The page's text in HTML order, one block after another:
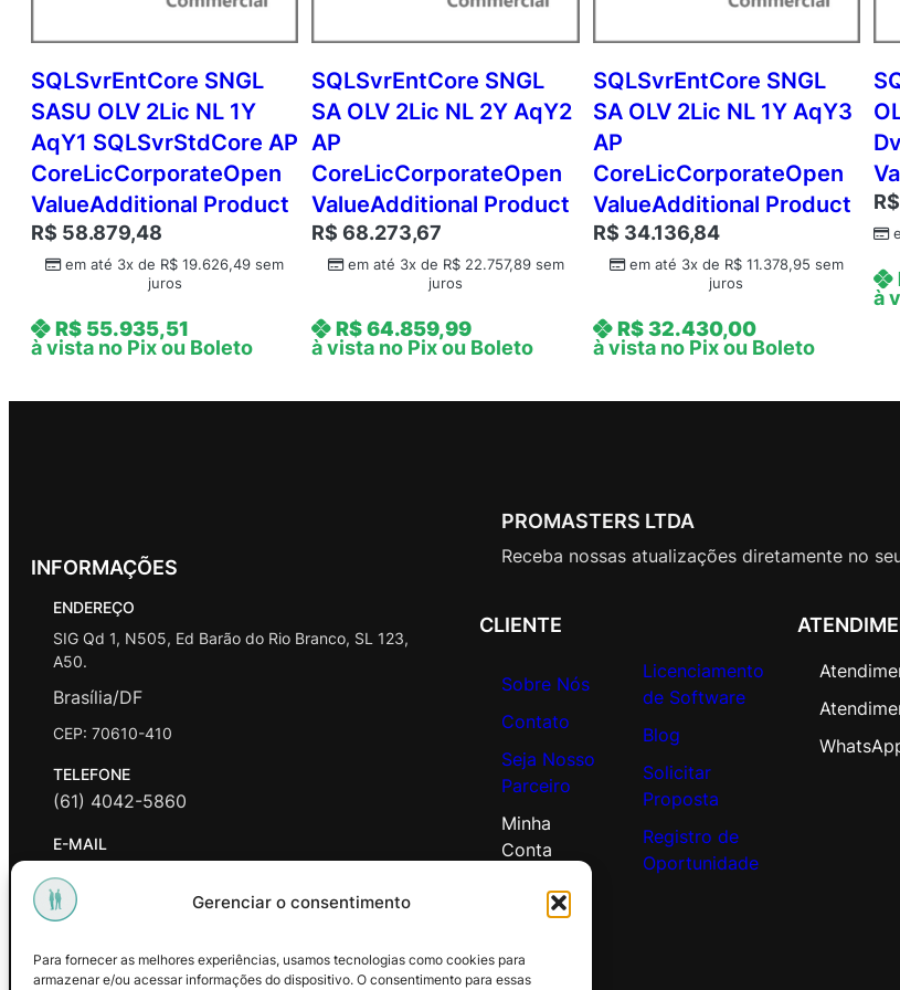
Gerenciar o consentimento
Para fornecer as melhores experiências, usamos tecnologias como cookies para
armazenar e/ou acessar informações do dispositivo. O consentimento para essas
L
3
Y
A
q
Y
1
A
o
r
r
p
SQLSvrEntCore SNGL
SASU OLV 2Lic NL 1Y
AqY1 SQLSvrStdCore AP
CoreLicCorporateOpen
ValueAdditional Product
R$ 58.879,48
em até 3x de R$ 19.626,49 sem
juros
R$ 55.935,51
à vista no Pix ou Boleto
SQLSvrEntCore SNGL
SA OLV 2Lic NL 2Y AqY2
AP
CoreLicCorporateOpen
ValueAdditional Product
R$ 68.273,67
em até 3x de R$22.757,89sem
juros
R$64.859,99
à vista no Pix ou Boleto
SQLSvrEntCore SNGL
SA OLV 2Lic NL 1Y AqY3
AP
CoreLicCorporateOpen
ValueAdditional Product
R$ 34.136,84
em até 3x de R$11.378,95 sem
juros
R$32.430,00
à vista no Pix ou Boleto
R$
à
INFORMAÇÕES
ENDEREÇO
SIG Qd 1, N505, Ed Barão do Rio Branco, SL 123,
A50.
Brasília/DF
CEP: 70610-410
TELEFONE
(61) 4042-5860
E-MAIL
contato@promasters.net.br
HORÁRIO DE ATENDIMENTO
PROMASTERS LTDA
Receba nossas atualizações diretamente no
CLIENTE
Sobre Nós
Contato
Seja Nosso
Parceiro
Minha
Conta
Licenciamento
de Software
Blog
Solicitar
Proposta
Registro de
Oportunidade